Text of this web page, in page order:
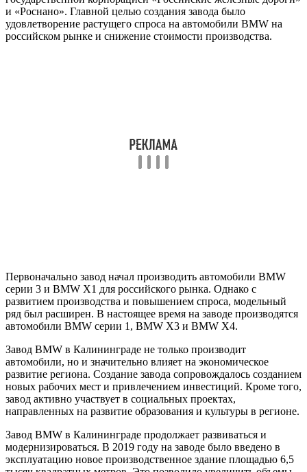
и «Роснано». Главной целью создания завода было
удовлетворение растущего спроса на автомобили BMW на
российском рынке и снижение стоимости производства.
Первоначально завод начал производить автомобили BMW
серии 3 и BMW X1 для российского рынка. Однако с
развитием производства и повышением спроса, модельный
ряд был расширен. В настоящее время на заводе производятся
автомобили BMW серии 1, BMW X3 и BMW X4.
Завод BMW в Калининграде не только производит
автомобили, но и значительно влияет на экономическое
развитие региона. Создание завода сопровождалось созданием
новых рабочих мест и привлечением инвестиций. Кроме того,
завод активно участвует в социальных проектах,
направленных на развитие образования и культуры в регионе.
Завод BMW в Калининграде продолжает развиваться и
модернизироваться. В 2019 году на заводе было введено в
эксплуатацию новое производственное здание площадью 6,5